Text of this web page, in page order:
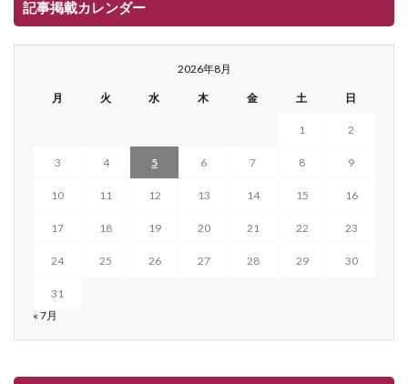
記事掲載カレンダー
2026年8月
月 火 水 木 金 土 日
1 2
3 4 5 6 7 8 9
10 11 12 13 14 15 16
17 18 19 20 21 22 23
24 25 26 27 28 29 30
31
« 7月